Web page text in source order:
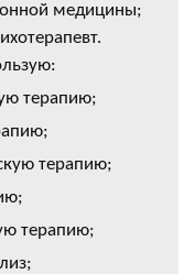
медицины;
терапию;
терапию;
терапию;